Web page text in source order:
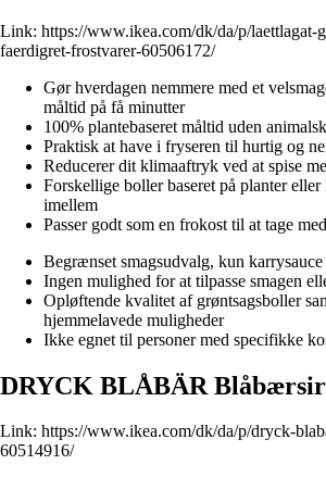
Link: https://www.ikea.com/dk/da/p/laettlagat-
faerdigret-frostvarer-60506172/
Gør hverdagen nemmere med et
måltid på få minutter
100% plantebaseret måltid uden
Praktisk at have i fryseren til hurtig og
Reducerer dit klimaaftryk ved at spise
Forskellige boller baseret på planter
imellem
Passer godt som en frokost til at tage
Begrænset smagsudvalg, kun
Ingen mulighed for at tilpasse smagen
Opløftende kvalitet af grøntsagsboller
hjemmelavede muligheder
Ikke egnet til personer med specifikke
DRYCK BLÅBÄR
Link: https://www.ikea.com/dk/da/p/dryck-
60514916/